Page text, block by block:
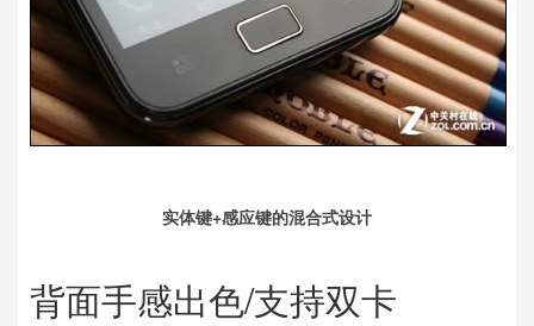
实体键+感应键的混合式设计
背面手感出色/支持双卡